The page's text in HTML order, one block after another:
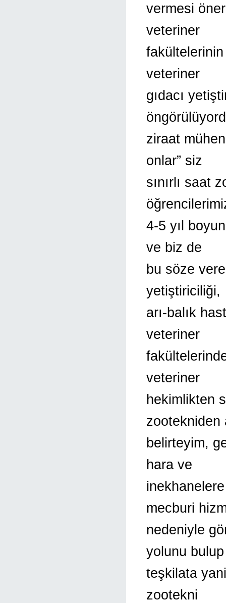
vermesi
veteriner
veteriner
gıdacı
ziraat
onlar” siz
sınırlı saat
4-5 yıl
ve biz de
bu söze
yetiştiriciliği,
arı-balık
veteriner
veteriner
hekimlikten
zootekniden
belirteyim,
hara ve
mecburi
nedeniyle
yolunu bulup
teşkilata
zootekni